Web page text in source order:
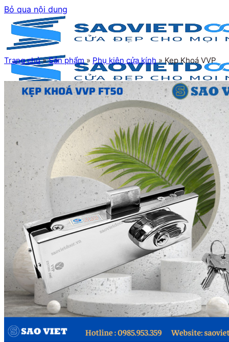
Bỏ qua nội dung
Trang chủ
Giới thiệu
Sản phẩm
Cửa cuốn
Cửa kính
Cửa nhôm
Vách kính
Mái kính
Trang chủ»Sản phẩm» Phụ kiện cửa kính»Kẹp Khoá VVP